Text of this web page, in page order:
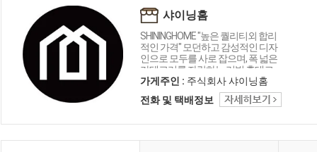
샤이닝홈
SHININGHOME "높은 퀄리티외 합리
적인 가격" 모던하고 감성적인 디자
인으로 모두를 사로 잡으며, 폭 넓은
카테고리를 자랑하는 리빙 홈데코
인테리어 샤이닝홈입니다.
가게주인 : 주식회사 샤이닝홈
전화 및 택배정보